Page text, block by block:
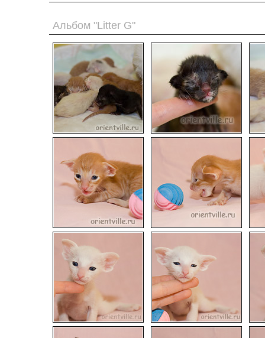
Альбом "Litter G"